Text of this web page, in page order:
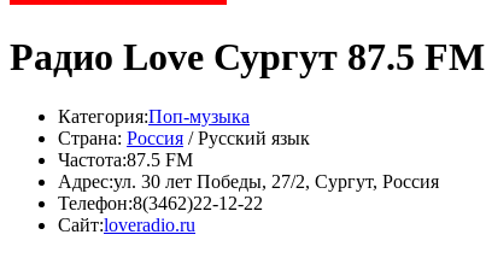
Радио Love Сургут 87.5 FM
Категория:Поп-музыка
Страна: Россия / Русский язык
Частота:87.5 FM
Адрес:ул. 30 лет Победы, 27/2, Сургут, Россия
Телефон:8(3462)22-12-22
Сайт:loveradio.ru